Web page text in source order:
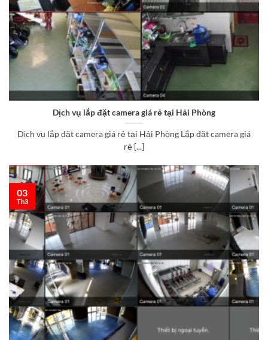
Dịch vụ lắp đặt camera giá rẻ tại Hải Phòng
Dịch vụ lắp đặt camera giá rẻ tại Hải Phòng Lắp đặt camera giá
rẻ [...]
03
Th3